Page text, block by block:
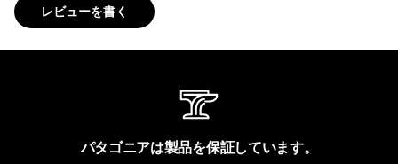
レビューを書く
パタゴニアは製品を保証しています。